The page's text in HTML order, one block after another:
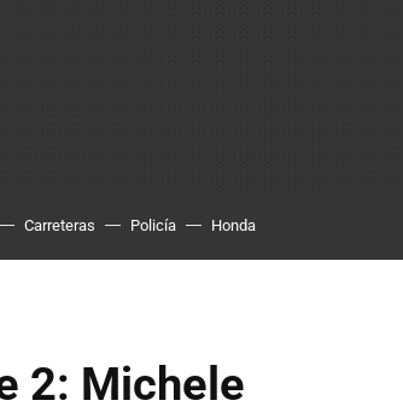
Carreteras Policía Honda
2: Michele